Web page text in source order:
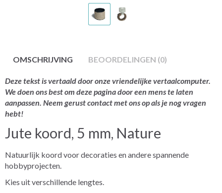
OMSCHRIJVING BEOORDELINGEN (0)
Deze tekst is vertaald door onze vriendelijke vertaalcomputer.
We doen ons best om deze pagina door een mens te laten
aanpassen. Neem gerust contact met ons op als je nog vragen
hebt!
Jute koord, 5 mm, Nature
Natuurlijk koord voor decoraties en andere spannende
hobbyprojecten.
Kies uit verschillende lengtes.